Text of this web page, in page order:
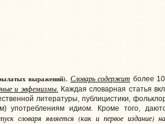
выражений). Словарь содержит более
и эвфемизмы.Каждая словарная статья
литературы, публицистики,
идиом. Кроме того,
словаря является (как и первое издание)